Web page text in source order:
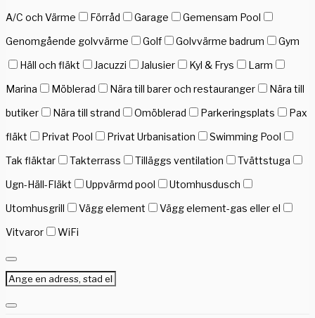
A/C och Värme
Förråd Garage
Gemensam Pool
Genomgående golvvärme
Golf Golvvärme badrum
Gym
Häll och fläkt
Jacuzzi Jalusier Kyl & Frys
Larm
Marina
Möblerad Nära till barer och restauranger
Nära till
butiker
Nära till strand Omöblerad Parkeringsplats
Pax
fläkt
Privat Pool Privat Urbanisation
Swimming Pool
Tak fläktar
Takterrass Tilläggs ventilation
Tvättstuga
Ugn-Häll-Fläkt
Uppvärmd pool
Utomhusdusch
Utomhusgrill
Vägg element
Vägg element-gas eller el
Vitvaror
WiFi